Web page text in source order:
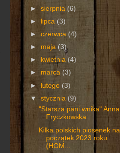
►sierpnia (6)
►
lipca (3)
►czerwca (4)
► maja(3)
►
kwietnia (4)
► marca(3)
► lutego (3)
▼stycznia(9)
"Starsza pani wnika" Anna
Fryczkowska
Kilka polskich piosenek na
początek 2023 roku
(HOM...